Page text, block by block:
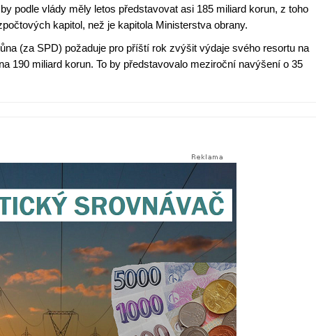
podle vlády měly letos představovat asi 185 miliard korun, z toho
kapitol, než je kapitola Ministerstva obrany.
(za SPD) požaduje pro příští rok zvýšit výdaje svého resortu na
190 miliard korun. To by představovalo meziroční navýšení o 35